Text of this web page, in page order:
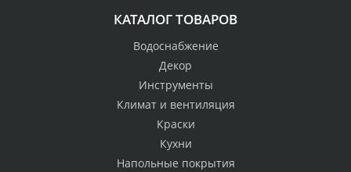
КАТАЛОГ ТОВАРОВ
Водоснабжение
Декор
Инструменты
Климат и вентиляция
Краски
Кухни
Напольные покрытия